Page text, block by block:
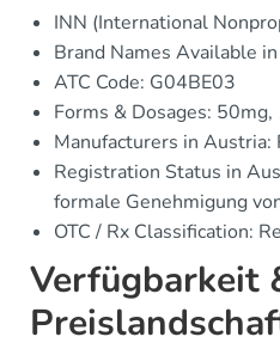
INN (International
Brand Names Available
ATC Code: G04BE03
Forms & Dosages:
Manufacturers in Austria:
Registration Status in
formale Genehmigung
OTC / Rx Classification:
Verfügbarkeit